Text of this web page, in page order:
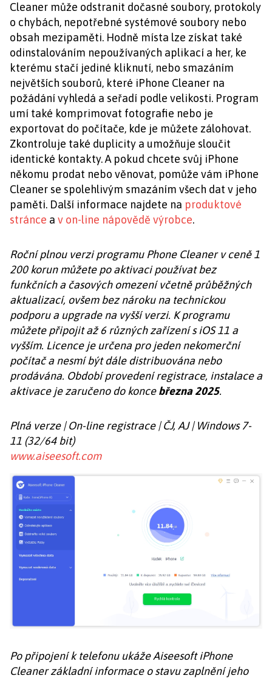
Cleaner může odstranit dočasné soubory, protokoly
o chybách, nepotřebné systémové soubory nebo
obsah mezipaměti. Hodně místa lze získat také
odinstalováním nepoužívaných aplikací a her, ke
kterému stačí jediné kliknutí, nebo smazáním
největších souborů, které iPhone Cleaner na
požádání vyhledá a seřadí podle velikosti. Program
umí také komprimovat fotografie nebo je
exportovat do počítače, kde je můžete zálohovat.
Zkontroluje také duplicity a umožňuje sloučit
identické kontakty. A pokud chcete svůj iPhone
někomu prodat nebo věnovat, pomůže vám iPhone
Cleaner se spolehlivým smazáním všech dat v jeho
paměti. Další informace najdete na produktové
stránce a v on-line nápovědě výrobce.
Roční plnou verzi programu Phone Cleaner v ceně 1
200 korun můžete po aktivaci používat bez
funkčních a časových omezení včetně průběžných
aktualizací, ovšem bez nároku na technickou
podporu a upgrade na vyšší verzi. K programu
můžete připojit až 6 různých zařízení s iOS 11 a
vyšším. Licence je určena pro jeden nekomerční
počítač a nesmí být dále distribuována nebo
prodávána. Období provedení registrace, instalace a
aktivace je zaručeno do koncebřezna 2025.
Plná verze | On-line registrace | ČJ, AJ | Windows 7-
11 (32/64 bit)
www.aiseesoft.com
Po připojení k telefonu ukáže Aiseesoft iPhone
Cleaner základní informace o stavu zaplnění jeho